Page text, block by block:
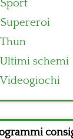
Sport
Supereroi
Thun
Ultimi schemi
Videogiochi